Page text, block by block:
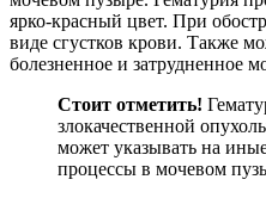
ярко-красный цвет. При
виде сгустков крови. Также
болезненное и затрудненное
Стоит отметить!
злокачественной
может указывать на
процессы в мочевом